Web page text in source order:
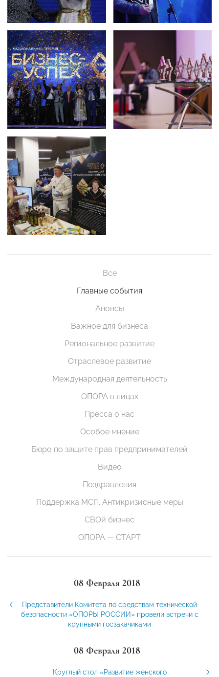
Все
Главные события
Анонсы
Важное для бизнеса
Региональное развитие
Отраслевое развитие
Международная деятельность
ОПОРА в лицах
Пресса о нас
Особое мнение
Бюро по защите прав предпринимателей
Видео
Поздравления
Поддержка МСП. Антикризисные меры
СВОй бизнес
ОПОРА — СТАРТ
08 Февраля 2018
Представители Комитета по средствам технической
безопасности «ОПОРЫ РОССИИ» провели встречи с
крупными госзакачиками
08 Февраля 2018
Круглый стол «Развитие женского